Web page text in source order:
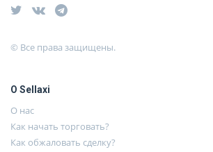
© Все права защищены.
О Sellaxi
О нас
Как начать торговать?
Как обжаловать сделку?